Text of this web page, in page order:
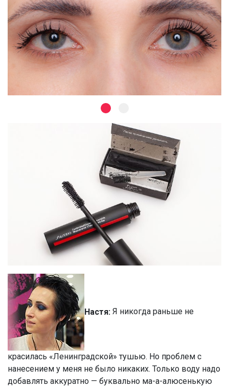
Настя: Я никогда раньше не
красилась «Ленинградской» тушью. Но проблем с
нанесением у меня не было никаких. Только воду надо
добавлять аккуратно — буквально ма-а-алюсенькую